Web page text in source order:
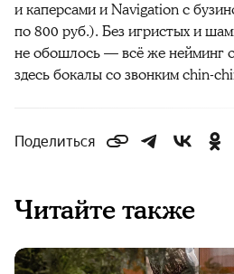
и каперсами и Navigation с
по 800 руб.). Без игристых и
не обошлось — всё же нейминг
здесь бокалы со звонким chin-
Поделиться
Читайте также